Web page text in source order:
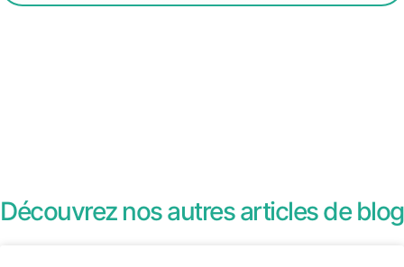
Découvrez nos autres articles de blog